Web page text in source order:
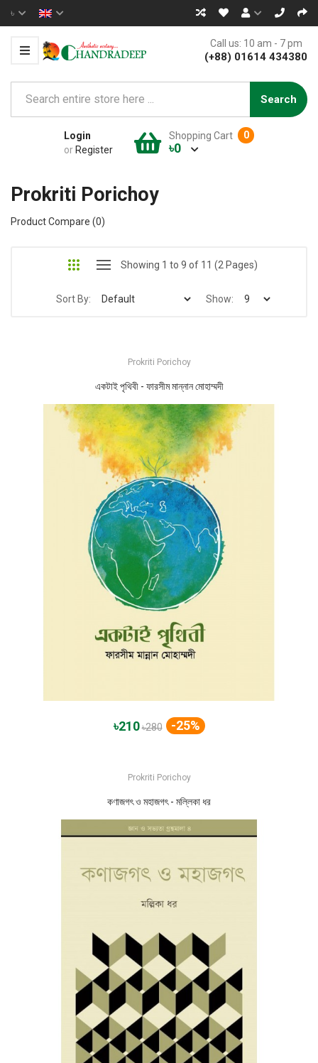
৳
Call us: 10 am - 7 pm
(+88) 01614 434380
Search
Login
or Register
0
Shopping Cart
৳0
Prokriti Porichoy
Product Compare (0)
Showing 1 to 9 of 11 (2 Pages)
Sort By: Show:
Prokriti Porichoy
একটাই পৃথিবী - ফারসীম মান্নান মোহাম্মদী
৳210৳280 -25%
Prokriti Porichoy
কণাজগৎ ও মহাজগৎ - মল্লিকা ধর